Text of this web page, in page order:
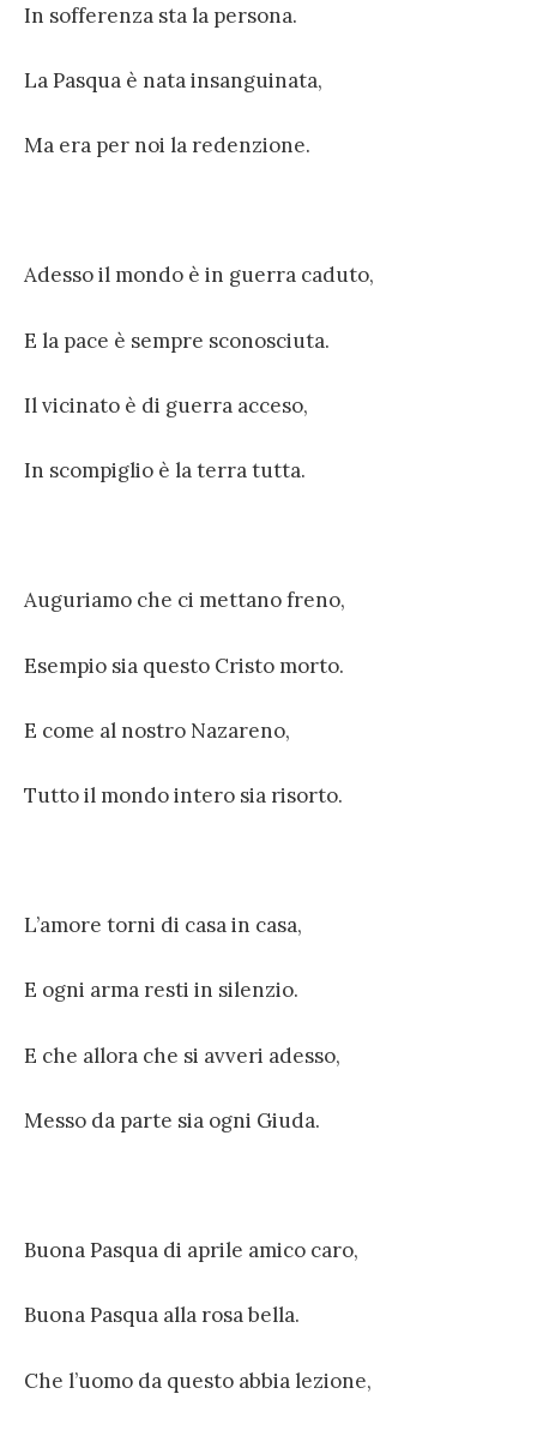
In sofferenza sta la persona.
La Pasqua è nata insanguinata,
Ma era per noi la redenzione.
Adesso il mondo è in guerra caduto,
E la pace è sempre sconosciuta.
Il vicinato è di guerra acceso,
In scompiglio è la terra tutta.
Auguriamo che ci mettano freno,
Esempio sia questo Cristo morto.
E come al nostro Nazareno,
Tutto il mondo intero sia risorto.
L’amore torni di casa in casa,
E ogni arma resti in silenzio.
E che allora che si avveri adesso,
Messo da parte sia ogni Giuda.
Buona Pasqua di aprile amico caro,
Buona Pasqua alla rosa bella.
Che l’uomo da questo abbia lezione,